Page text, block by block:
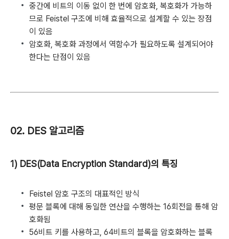
중간에 비트의 이동 없이 한 번에 암호화, 복호화가 가능하
므로 Feistel 구조에 비해 효율적으로 설계할 수 있는 장점
이 있음
암호화, 복호화 과정에서 역함수가 필요하도록 설계되어야
한다는 단점이 있음
02. DES 알고리즘
1) DES(Data Encryption Standard)의 특징
Feistel 암호 구조의 대표적인 방식
평문 블록에 대해 동일한 연산을 수행하는 16회전을 통해 암
호화됨
56비트 키를 사용하고, 64비트의 블록을 암호화하는 블록